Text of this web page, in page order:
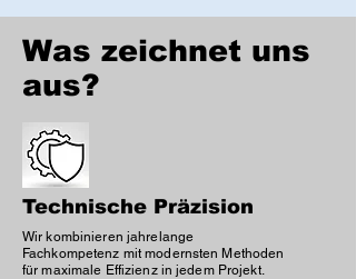
Was zeichnet uns
aus?
Technische Präzision
Wir kombinieren jahrelange
Fachkompetenz mit modernsten Methoden
für maximale Effizienz in jedem Projekt.